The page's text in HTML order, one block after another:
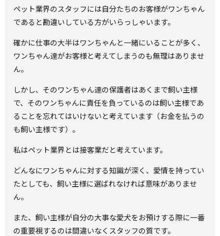
ペット業界のスタッフには自分たちのお客様がワンちゃん
であると勘違いしている方がいらっしゃいます。
確かに仕事の大半はワンちゃんと一緒にいることが多く、
ワンちゃん達がお客様と考えてしまうのも無理はありませ
ん。
しかし、そのワンちゃん達の保護者はあくまで飼い主様
で、そのワンちゃんに責任を負っているのは飼い主様であ
ることを忘れてはいけないと考えています（お金を払うの
も飼い主様です）。
私はペット業界とは接客業だと考えています。
どんなにワンちゃんに対する知識が深く、愛情を持ってい
たとしても、飼い主様に選ばれなければ意味がありませ
ん。
また、飼い主様が自分の大事な愛犬をお預けする際に一番
の重要視するのは間違いなくスタッフの質です。